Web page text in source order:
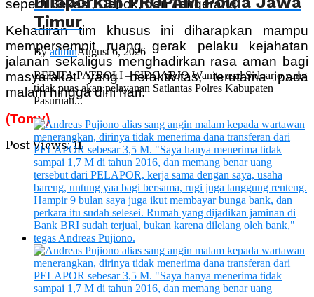
seperti Bekasi, Depok, dan Tangerang.
Kehadiran tim khusus ini diharapkan mampu
mempersempit ruang gerak pelaku kejahatan
jalanan sekaligus menghadirkan rasa aman bagi
masyarakat yang beraktivitas, terutama pada
malam hingga dini hari.
(Tomy)
Post Views: 11
Timur
ByadminAugust 6, 2026
BERITA PATROLI – SIDOARJO Wanita asal Sidoarjo yang
tidak puas akan pelayanan Satlantas Polres Kabupaten
Pasuruan...